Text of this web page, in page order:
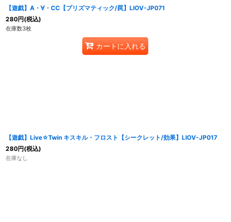
【遊戯】A・∀・CC【プリズマティック/罠】LIOV-JP071
280円(税込)
在庫数3枚
カートに入れる
【遊戯】Live☆Twin キスキル・フロスト【シークレット/効果】LIOV-JP017
280円(税込)
在庫なし